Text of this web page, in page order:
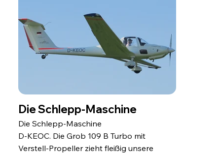
Die Schlepp-Maschine
Die Schlepp-Maschine
D-KEOC. Die Grob 109 B Turbo mit
Verstell-Propeller zieht fleißig unsere